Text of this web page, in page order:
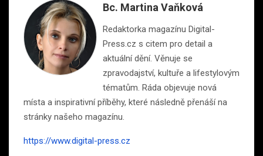
Bc. Martina Vaňková
Redaktorka magazínu Digital-
Press.cz s citem pro detail a
aktuální dění. Věnuje se
zpravodajství, kultuře a lifestylovým
tématům. Ráda objevuje nová
místa a inspirativní příběhy, které následně přenáší na
stránky našeho magazínu.
https://www.digital-press.cz